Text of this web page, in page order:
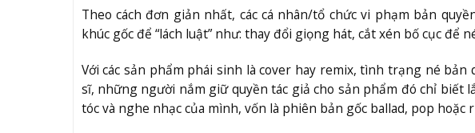
Theo cách đơn giản nhất, các cá nhân/tổ chức vi phạm bản
khúc gốc để “lách luật” như: thay đổi giọng hát, cắt xén bố cục để
Với các sản phẩm phái sinh là cover hay remix, tình trạng né
sĩ, những người nắm giữ quyền tác giả cho sản phẩm đó chỉ biết
tóc và nghe nhạc của mình, vốn là phiên bản gốc ballad, pop hoặc